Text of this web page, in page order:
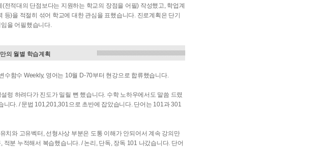
적대의 단점보다는 지원하는 학교의 장점을 어필) 작성했고, 학업계
)을 적절히 섞어 학교에 대한 관심을 표했습니다. 진로계획은 단기
을 어필했습니다.
의 월별 학습계획
수함수 Weekly, 영어는 10월 D-70부터 현강으로 합류했습니다.
렁 하려다가 진도가 밀릴 뻔 했습니다. 수학 노하우에서도 말씀 드렸
니다. / 문법 101,201,301으로 초반에 잡았습니다. 단어는 101과 301
치와 고유벡터, 선형사상 부분은 도통 이해가 안되어서 계속 강의만
분 누적해서 복습했습니다. / 논리, 단독, 장독 101 나갔습니다. 단어